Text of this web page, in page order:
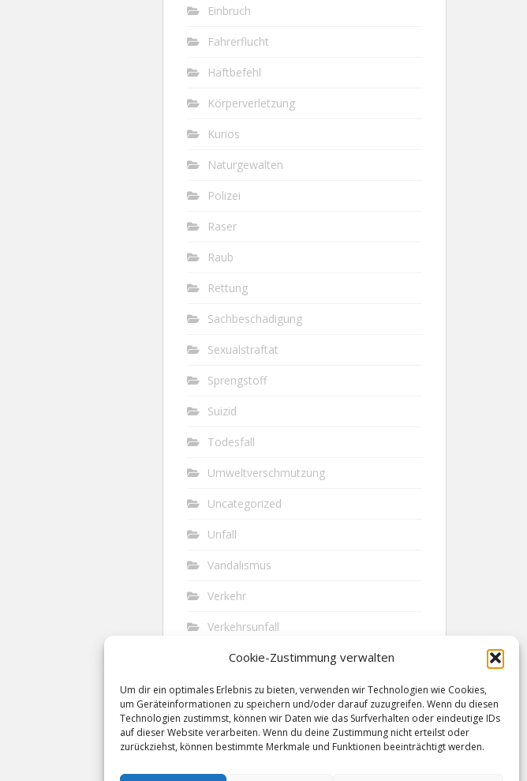
Cookie-Zustimmung verwalten
Um dir ein optimales Erlebnis zu bieten, verwenden wir Technologien wie Cookies,
um Geräteinformationen zu speichern und/oder darauf zuzugreifen. Wenn du diesen
Technologien zustimmst, können wir Daten wie das Surfverhalten oder eindeutige IDs
auf dieser Website verarbeiten. Wenn du deine Zustimmung nicht erteilst oder
zurückziehst, können bestimmte Merkmale und Funktionen beeinträchtigt werden.
Einbruch
Fahrerflucht
Haftbefehl
Körperverletzung
Kurios
Naturgewalten
Polizei
Raser
Raub
Rettung
Sachbeschädigung
Sexualstraftat
Sprengstoff
Suizid
Todesfall
Umweltverschmutzung
Uncategorized
Unfall
Vandalismus
Verkehr
Verkehrsunfall
Vermisst
Waffen
Wilderei